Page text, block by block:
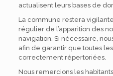
actualisent leurs bases de
La commune restera
régulier de l’apparition des
navigation. Si nécessaire,
afin de garantir que toutes
correctement répertoriées.
Nous remercions les